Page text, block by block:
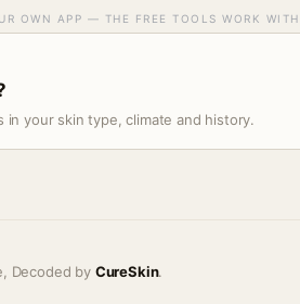
OWN APP — THE FREE TOOLS WORK
your skin type, climate and history.
Decoded by CureSkin.